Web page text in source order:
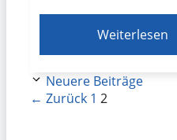
Weiterlesen
Neuere Beiträge
← Zurück Seite
1 Seite
2